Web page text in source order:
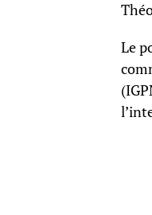
Le